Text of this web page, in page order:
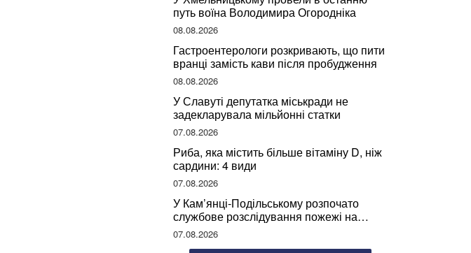
путь воїна Володимира Огородніка
08.08.2026
Гастроентерологи розкривають, що пити
вранці замість кави після пробудження
08.08.2026
У Славуті депутатка міськради не
задекларувала мільйонні статки
07.08.2026
Риба, яка містить більше вітаміну D, ніж
сардини: 4 види
07.08.2026
У Кам’янці-Подільському розпочато
службове розслідування пожежі на
сміттєзвалищі
07.08.2026